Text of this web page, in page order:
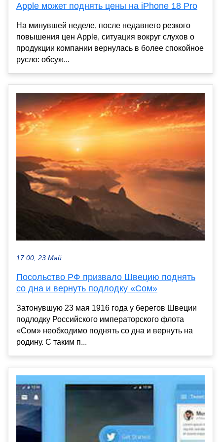
Apple может поднять цены на iPhone 18 Pro
На минувшей неделе, после недавнего резкого
повышения цен Apple, ситуация вокруг слухов о
продукции компании вернулась в более спокойное
русло: обсуж...
17:00, 23 Май
Посольство РФ призвало Швецию поднять
со дна и вернуть подлодку «Сом»
Затонувшую 23 мая 1916 года у берегов Швеции
подлодку Российского императорского флота
«Сом» необходимо поднять со дна и вернуть на
родину. С таким п...